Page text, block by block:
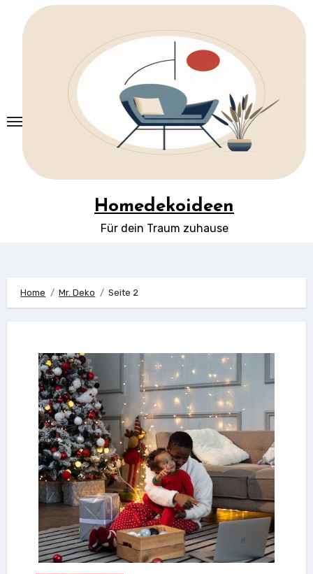
Springe
Homedekoideen
Für dein Traum zuhause
Home Mr. Deko Seite 2